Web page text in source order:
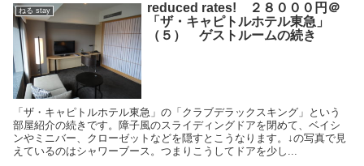
ねる stay
reduced rates! ２８０００円＠
「ザ・キャピトルホテル東急」
（５） ゲストルームの続き
「ザ・キャピトルホテル東急」の「クラブデラックスキング」という
部屋紹介の続きです。障子風のスライディングドアを閉めて、ベイシ
ンやミニバー、クローゼットなどを隠すとこうなります。↓の写真で見
えているのはシャワーブース。つまりこうしてドアを少し...